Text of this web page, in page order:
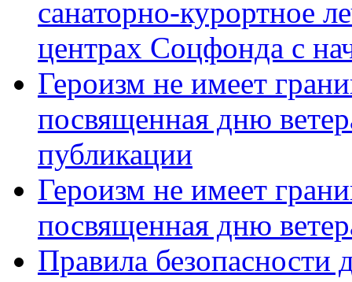
санаторно-курортное
центрах Соцфонда с
Героизм не имеет
посвященная дню
публикации
Героизм не имеет
посвященная дню
Правила безопасности